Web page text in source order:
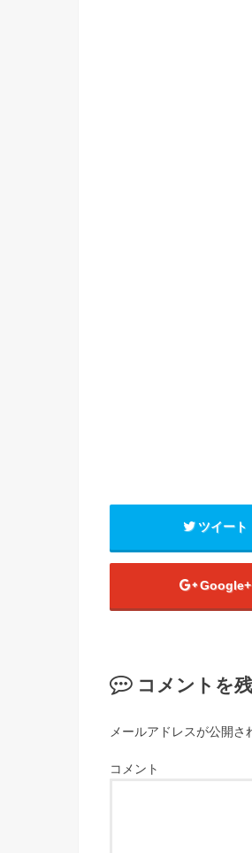
ツイート
Google+
コメントを
メールアドレスが公開さ
コメント